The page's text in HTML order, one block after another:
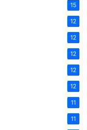
15
12
12
12
12
12
11
11